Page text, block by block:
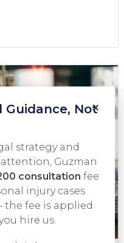
×
Guidance, Not
strategy and
Guzman
consultation fee
injury cases
fee is applied
hire us.